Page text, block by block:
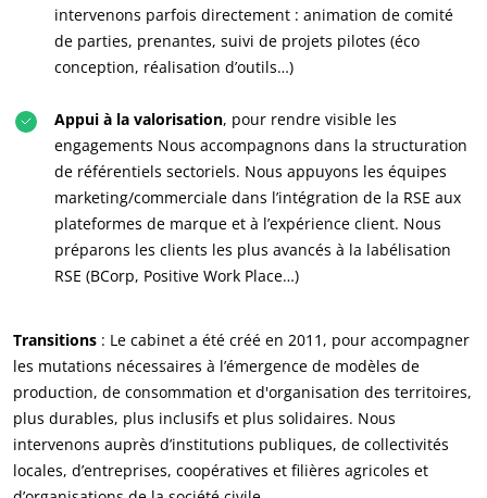
intervenons parfois directement : animation de comité
de parties, prenantes, suivi de projets pilotes (éco
conception, réalisation d’outils…)
Appui à la valorisation, pour rendre visible les
engagements Nous accompagnons dans la structuration
de référentiels sectoriels. Nous appuyons les équipes
marketing/commerciale dans l’intégration de la RSE aux
plateformes de marque et à l’expérience client. Nous
préparons les clients les plus avancés à la labélisation
RSE (BCorp, Positive Work Place…)
Transitions : Le cabinet a été créé en 2011, pour accompagner
les mutations nécessaires à l’émergence de modèles de
production, de consommation et d'organisation des territoires,
plus durables, plus inclusifs et plus solidaires. Nous
intervenons auprès d’institutions publiques, de collectivités
locales, d’entreprises, coopératives et filières agricoles et